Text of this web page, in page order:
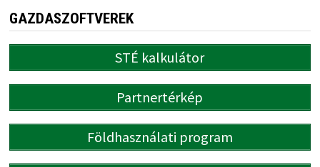
GAZDASZOFTVEREK
STÉ kalkulátor
Partnertérkép
Földhasználati program